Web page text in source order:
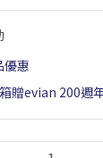
優惠
贈evian 200週